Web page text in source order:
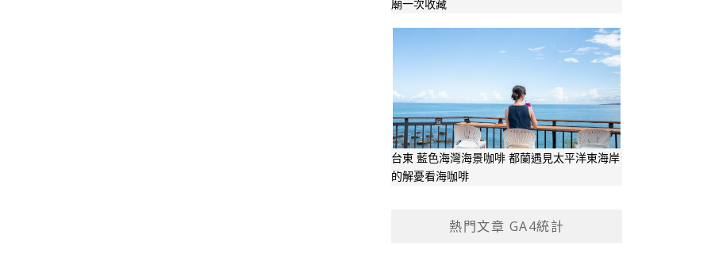
廟一次收藏
台東 藍色海灣海景咖啡 都蘭遇見太平洋東海岸
的解憂看海咖啡
熱門文章 GA4統計